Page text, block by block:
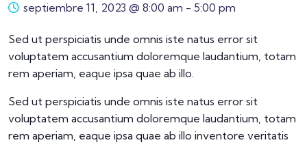
septiembre 11, 2023 @ 8:00 am - 5:00 pm
Sed ut perspiciatis unde omnis iste natus error sit
voluptatem accusantium doloremque laudantium, totam
rem aperiam, eaque ipsa quae ab illo.
Sed ut perspiciatis unde omnis iste natus error sit
voluptatem accusantium doloremque laudantium, totam
rem aperiam, eaque ipsa quae ab illo inventore veritatis